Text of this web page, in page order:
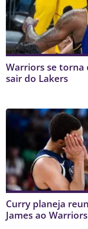
Warriors se torna
Curry planeja